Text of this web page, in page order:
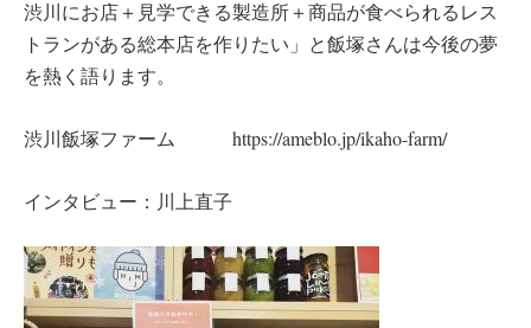
渋川にお店＋見学できる製造所＋商品が食べられるレス
トランがある総本店を作りたい」と飯塚さんは今後の夢
を熱く語ります。
渋川飯塚ファーム https://ameblo.jp/ikaho-farm/
インタビュー：川上直子